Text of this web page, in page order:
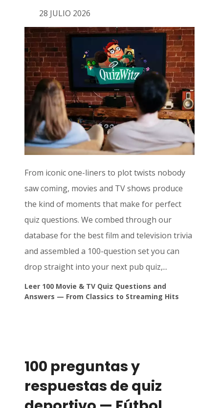
28 JULIO 2026
From iconic one-liners to plot twists nobody
saw coming, movies and TV shows produce
the kind of moments that make for perfect
quiz questions. We combed through our
database for the best film and television trivia
and assembled a 100-question set you can
drop straight into your next pub quiz,...
Leer 100 Movie & TV Quiz Questions and
Answers — From Classics to Streaming Hits
100 preguntas y
respuestas de quiz